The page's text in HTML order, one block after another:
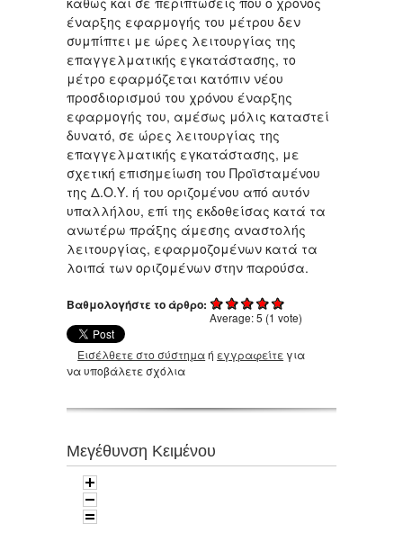
έναρξης εφαρμογής του μέτρου δεν
συμπίπτει με ώρες λειτουργίας της
επαγγελματικής εγκατάστασης, το
μέτρο εφαρμόζεται κατόπιν νέου
προσδιορισμού του χρόνου έναρξης
εφαρμογής του, αμέσως μόλις καταστεί
δυνατό, σε ώρες λειτουργίας της
επαγγελματικής εγκατάστασης, με
σχετική επισημείωση του Προϊσταμένου
της Δ.Ο.Υ. ή του οριζομένου από αυτόν
υπαλλήλου, επί της εκδοθείσας κατά τα
ανωτέρω πράξης άμεσης αναστολής
λειτουργίας, εφαρμοζομένων κατά τα
λοιπά των οριζομένων στην παρούσα.
Βαθμολογήστε το άρθρο:
Average:5 (1 vote)
Εισέλθετε στο σύστημαή εγγραφείτε για
να υποβάλετε σχόλια
Μεγέθυνση Κειμένου